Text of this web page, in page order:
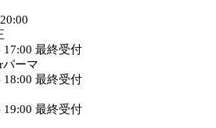
最終受付
ーマ
最終受付
最終受付